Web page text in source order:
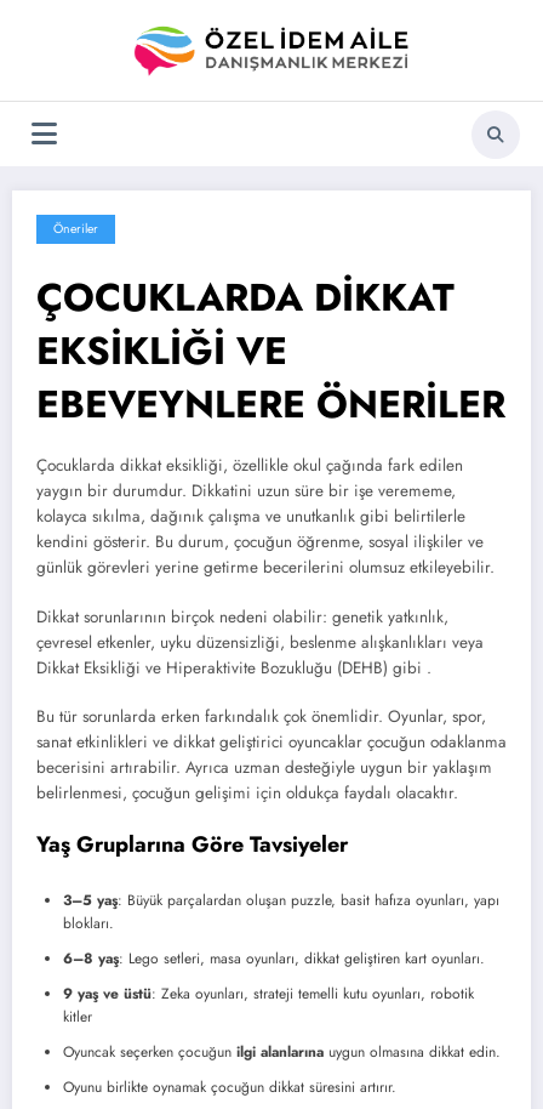
Öneriler
ÇOCUKLARDA DİKKAT
EKSİKLİĞİ VE
EBEVEYNLERE ÖNERİLER
Çocuklarda dikkat eksikliği, özellikle okul çağında fark edilen
yaygın bir durumdur. Dikkatini uzun süre bir işe verememe,
kolayca sıkılma, dağınık çalışma ve unutkanlık gibi belirtilerle
kendini gösterir. Bu durum, çocuğun öğrenme, sosyal ilişkiler ve
günlük görevleri yerine getirme becerilerini olumsuz etkileyebilir.
Dikkat sorunlarının birçok nedeni olabilir: genetik yatkınlık,
çevresel etkenler, uyku düzensizliği, beslenme alışkanlıkları veya
Dikkat Eksikliği ve Hiperaktivite Bozukluğu (DEHB) gibi .
Bu tür sorunlarda erken farkındalık çok önemlidir. Oyunlar, spor,
sanat etkinlikleri ve dikkat geliştirici oyuncaklar çocuğun odaklanma
becerisini artırabilir. Ayrıca uzman desteğiyle uygun bir yaklaşım
belirlenmesi, çocuğun gelişimi için oldukça faydalı olacaktır.
Yaş Gruplarına Göre Tavsiyeler
3–5 yaş: Büyük parçalardan oluşan puzzle, basit hafıza oyunları, yapı
blokları.
6–8 yaş: Lego setleri, masa oyunları, dikkat geliştiren kart oyunları.
9 yaş ve üstü: Zeka oyunları, strateji temelli kutu oyunları, robotik
kitler
Oyuncak seçerken çocuğun ilgi alanlarına uygun olmasına dikkat edin.
Oyunu birlikte oynamak çocuğun dikkat süresini artırır.